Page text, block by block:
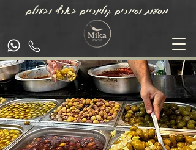
מסעות וסיורים קולינריים בארץ ובעולם